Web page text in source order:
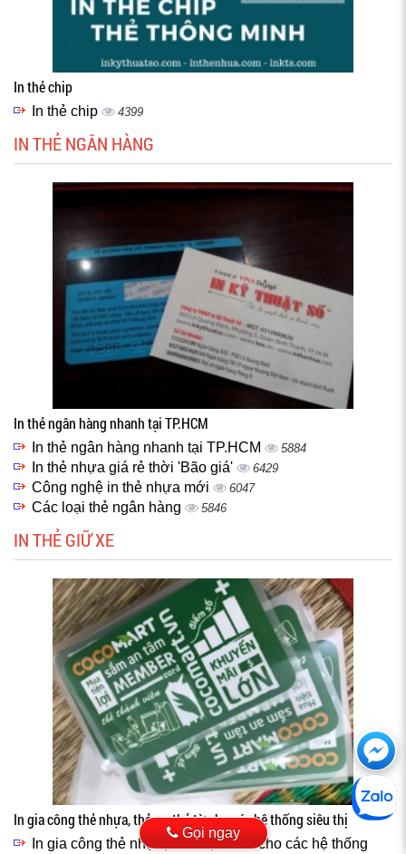
In thẻ chip
In thẻ chip 4399
IN THẺ NGÂN HÀNG
In thẻ ngân hàng nhanh tại TP.HCM
In thẻ ngân hàng nhanh tại TP.HCM 5884
In thẻ nhựa giá rẻ thời 'Bão giá' 6429
Công nghệ in thẻ nhựa mới 6047
Các loại thẻ ngân hàng 5846
IN THẺ GIỮ XE
In gia công thẻ nhựa, thẻ xe, thẻ từ cho các hệ thống siêu thị
In gia công thẻ nhựa, thẻ xe, thẻ từ cho các hệ thống
Gọi ngay
với